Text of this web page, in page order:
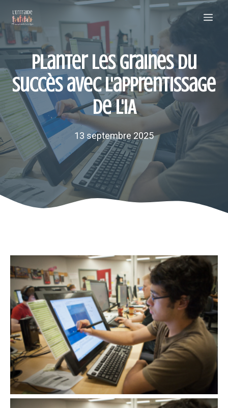
contenu
Planter les graines du
succès avec l'apprentissage
de l'IA
13 septembre 2025